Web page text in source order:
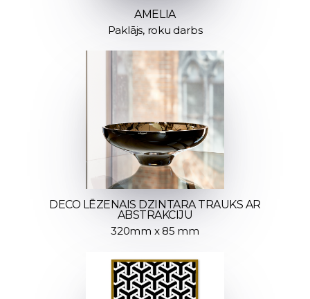
AMELIA
Paklājs, roku darbs
DECO LĒZENAIS DZINTARA TRAUKS AR
ABSTRAKCIJU
320mm x 85 mm